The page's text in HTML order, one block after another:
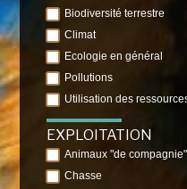
Biodiversité terrestre
Climat
Ecologie en général
Pollutions
Utilisation des
EXPLOITATION
Animaux "de
Chasse